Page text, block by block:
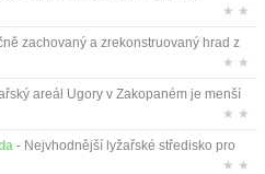
★ ★
zachovaný a zrekonstruovaný hrad z
★ ★
areál Ugory v Zakopaném je menší
★ ★
- Nejvhodnější lyžařské středisko pro
★ ★